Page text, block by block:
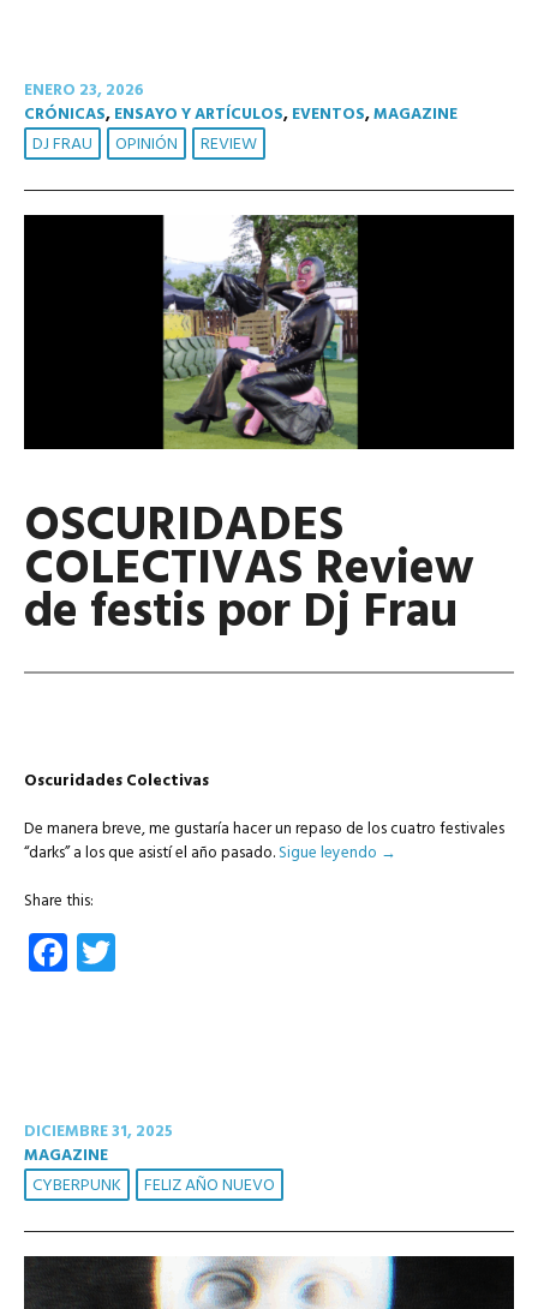
ENERO 23, 2026
CRÓNICAS,ENSAYO Y ARTÍCULOS,EVENTOS,MAGAZINE
DJ FRAU OPINIÓN REVIEW
OSCURIDADES
COLECTIVAS Review
de festis por Dj Frau
Oscuridades Colectivas
De manera breve, me gustaría hacer un repaso de los cuatro festivales
“darks” a los que asistí el año pasado.Sigue leyendo →
Share this:
Facebook
DICIEMBRE 31, 2025
MAGAZINE
CYBERPUNK FELIZ AÑO NUEVO